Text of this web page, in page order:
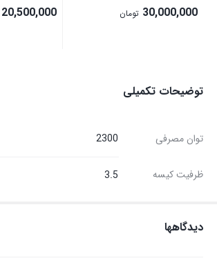
30,000,000 تومان 20,500,000
توضیحات تکمیلی
توان مصرفی 2300
ظرفیت کیسه 3.5
دیدگاهها